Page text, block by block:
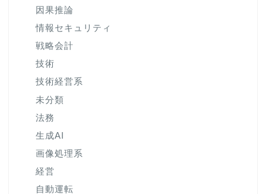
因果推論
情報セキュリティ
戦略会計
技術
技術経営系
未分類
法務
生成AI
画像処理系
経営
自動運転